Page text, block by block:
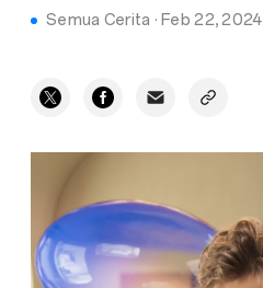
Semua Cerita · Feb 22, 2024